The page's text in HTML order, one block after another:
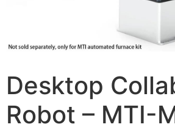
Desktop
Robot – MTI-